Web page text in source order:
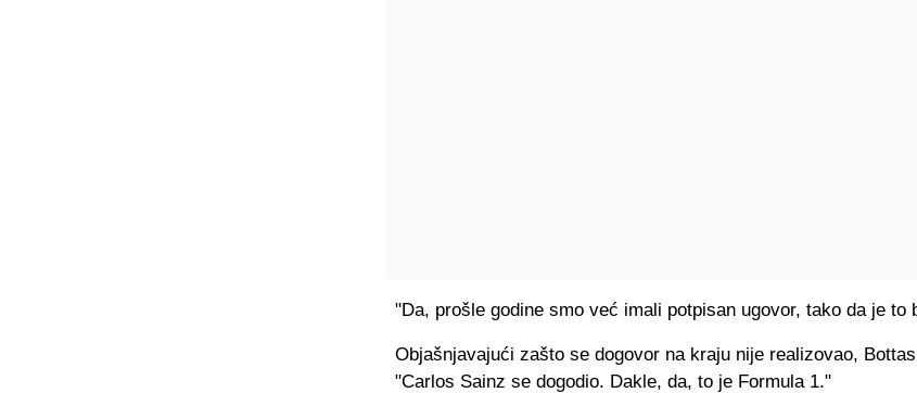
"Da, prošle godine smo već imali potpisan ugovor, tako da je to
Objašnjavajući zašto se dogovor na kraju nije realizovao,
"Carlos Sainz se dogodio. Dakle, da, to je Formula 1."